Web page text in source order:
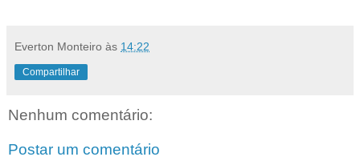
Everton Monteiro às 14:22
Compartilhar
Nenhum comentário:
Postar um comentário